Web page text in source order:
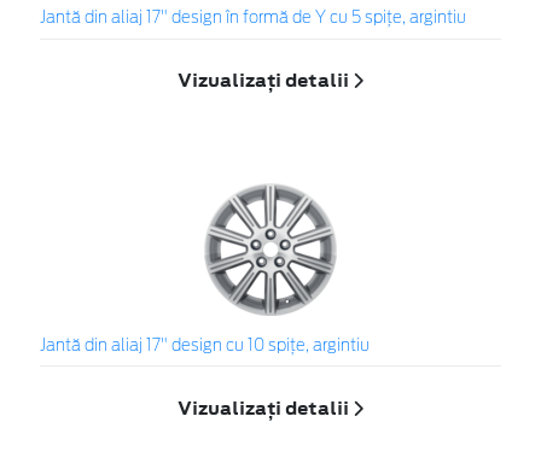
Jantă din aliaj 17" design în formă de Y cu 5 spiţe, argintiu
Vizualizați detalii
Jantă din aliaj 17" design cu 10 spiţe, argintiu
Vizualizați detalii